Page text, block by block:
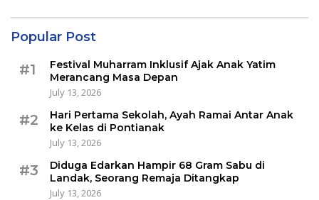
Popular Post
#1
Festival Muharram Inklusif Ajak Anak Yatim
Merancang Masa Depan
July 13, 2026
#2
Hari Pertama Sekolah, Ayah Ramai Antar Anak
ke Kelas di Pontianak
July 13, 2026
#3
Diduga Edarkan Hampir 68 Gram Sabu di
Landak, Seorang Remaja Ditangkap
July 13, 2026